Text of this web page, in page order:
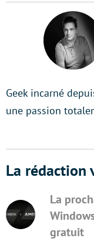
Geek incarné
une passion
La rédaction
La
gratuit